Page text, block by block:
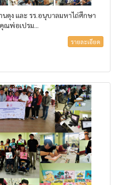
ดุง และ รร.อนุบาลมหาไถ่ศึกษา
ณพ่อเปรม...
รายละเอียด